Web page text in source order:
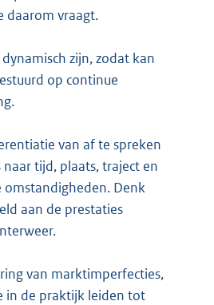
daarom vraagt.
zijn, zodat kan
op continue
van af te spreken
naar tijd, plaats, traject en
omstandigheden. Denk
aan de prestaties
van marktimperfecties,
in de praktijk leiden tot